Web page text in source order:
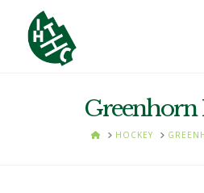
Greenhorn
HOMEHOCKEY